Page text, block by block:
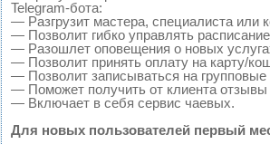
Telegram-бота:
— Разгрузит мастера, специалиста или
— Позволит гибко управлять
— Разошлет оповещения о новых
— Позволит принять оплату на карту/
— Позволит записываться на
— Поможет получить от клиента отзывы
— Включает в себя сервис чаевых.
Для новых пользователей первый